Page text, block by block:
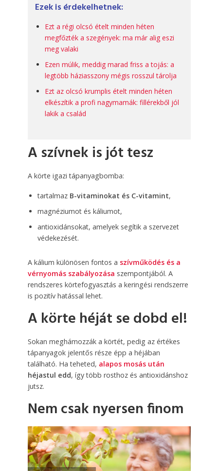
Ezek is érdekelhetnek:
Ezt a régi olcsó ételt minden héten
megfőzték a szegények: ma már alig eszi
meg valaki
Ezen múlik, meddig marad friss a tojás: a
legtöbb háziasszony mégis rosszul tárolja
Ezt az olcsó krumplis ételt minden héten
elkészítik a profi nagymamák: fillérekből jól
lakik a család
A szívnek is jót tesz
A körte igazi tápanyagbomba:
tartalmaz B-vitaminokat és C-vitamint,
magnéziumot és káliumot,
antioxidánsokat, amelyek segítik a szervezet
védekezését.
A kálium különösen fontos a szívműködés és a
vérnyomás szabályozása szempontjából. A
rendszeres körtefogyasztás a keringési rendszerre
is pozitív hatással lehet.
A körte héját se dobd el!
Sokan meghámozzák a körtét, pedig az értékes
tápanyagok jelentős része épp a héjában
található. Ha teheted, alapos mosás után
héjastul edd, így több rosthoz és antioxidánshoz
jutsz.
Nem csak nyersen finom